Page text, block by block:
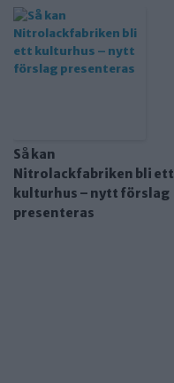
Så kan
Nitrolackfabriken bli ett
kulturhus – nytt förslag
presenteras